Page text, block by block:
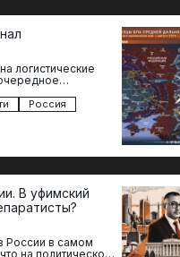
логистические
здесь даже не…
Россия
В уфимский
России в самом
на политическое